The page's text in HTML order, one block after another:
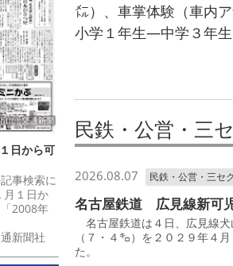
日から可
事検索に
月１日か
2008年
社
㍍）、車掌体験（車内
小学１年生―中学３年生
民鉄・公営・三
2026.08.07 民鉄・公営・三セク
名古屋鉄道 広見線新可
名古屋鉄道は４日、広見線
（７・４㌔）を２０２９年４
た。